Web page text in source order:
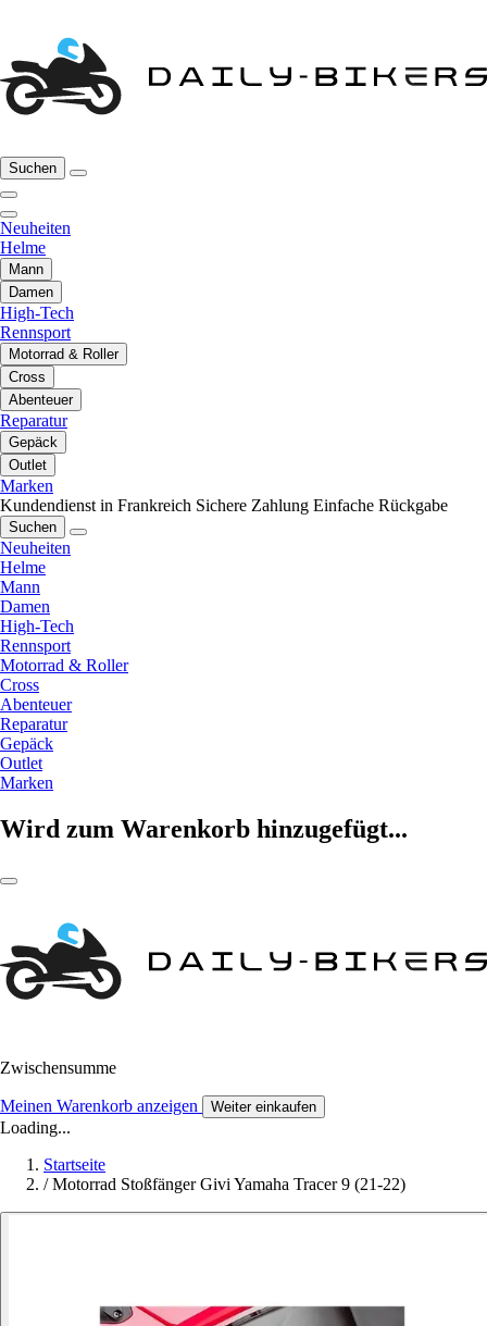
Suchen
Neuheiten
Helme
Mann
Damen
High-Tech
Rennsport
Motorrad & Roller
Cross
Abenteuer
Reparatur
Gepäck
Outlet
Marken
Kundendienst in Frankreich Sichere Zahlung Einfache Rückgabe
Suchen
Neuheiten
Helme
Mann
Damen
High-Tech
Rennsport
Motorrad & Roller
Cross
Abenteuer
Reparatur
Gepäck
Outlet
Marken
Wird zum Warenkorb hinzugefügt...
Zwischensumme
Meinen Warenkorb anzeigen Weiter einkaufen
Loading...
Startseite
/ Motorrad Stoßfänger Givi Yamaha Tracer 9 (21-22)